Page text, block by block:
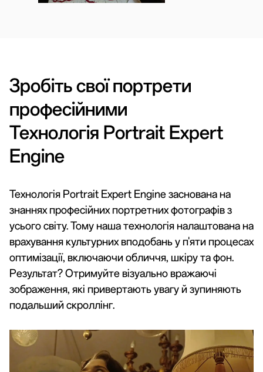
Зробіть свої портрети
професійними
Технологія Portrait Expert
Engine
Технологія Portrait Expert Engine заснована на
знаннях професійних портретних фотографів з
усього світу. Тому наша технологія налаштована на
врахування культурних вподобань у п'яти процесах
оптимізації, включаючи обличчя, шкіру та фон.
Результат? Отримуйте візуально вражаючі
зображення, які привертають увагу й зупиняють
подальший скроллінг.